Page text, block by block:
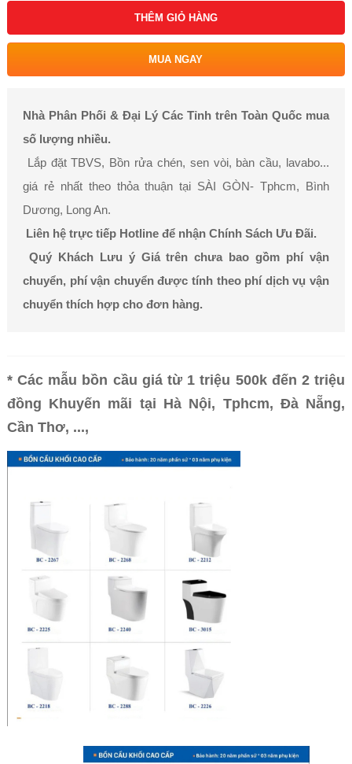
THÊM GIỎ HÀNG
MUA NGAY
Nhà Phân Phối & Đại Lý Các Tỉnh trên Toàn Quốc mua
số lượng nhiều.
Lắp đặt TBVS, Bồn rửa chén, sen vòi, bàn cầu, lavabo...
giá rẻ nhất theo thỏa thuận tại SÀI GÒN- Tphcm, Bình
Dương, Long An.
Liên hệ trực tiếp Hotline để nhận Chính Sách Ưu Đãi.
Quý Khách Lưu ý Giá trên chưa bao gồm phí vận
chuyển, phí vận chuyển được tính theo phí dịch vụ vận
chuyển thích hợp cho đơn hàng.
* Các mẫu bồn cầu giá từ 1 triệu 500k đến 2 triệu
đồng Khuyến mãi tại Hà Nội, Tphcm, Đà Nẵng,
Cần Thơ, ...,